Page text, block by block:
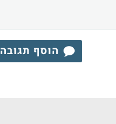
הוסף תגובה